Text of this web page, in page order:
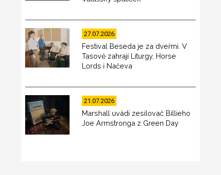
27.07.2026
Festival Beseda je za dveřmi. V
Tasově zahrají Liturgy, Horse
Lords i Načeva
21.07.2026
Marshall uvádí zesilovač Billieho
Joe Armstronga z Green Day